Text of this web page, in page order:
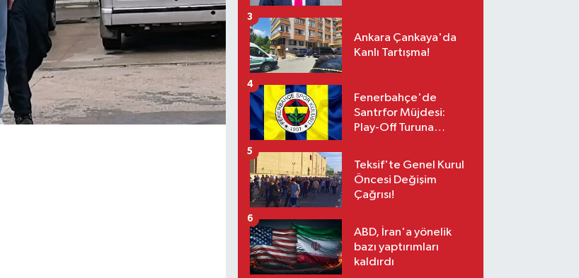
Ankara Çankaya'da
Kanlı Tartışma!
3
Fenerbahçe'de
Santrfor Müjdesi:
Play-Off Turuna
4
Teksif'te Genel Kurul
Öncesi Değişim
Çağrısı!
5
ABD, İran'a yönelik
bazı yaptırımları
kaldırdı
6